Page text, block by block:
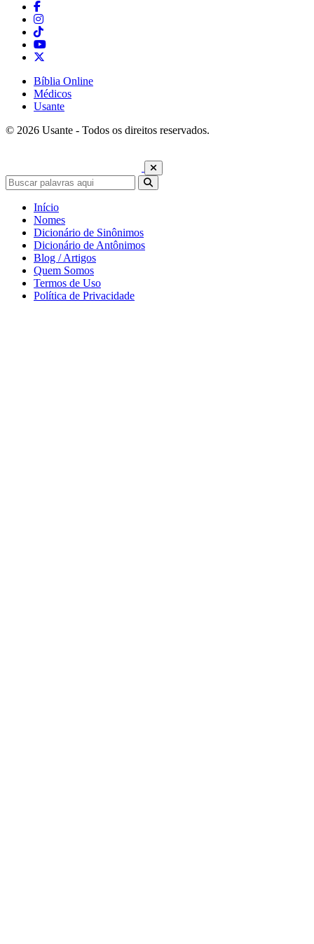
Bíblia Online
Médicos
Usante
© 2026 Usante - Todos os direitos reservados.
Início
Nomes
Dicionário de Sinônimos
Dicionário de Antônimos
Blog / Artigos
Quem Somos
Termos de Uso
Política de Privacidade